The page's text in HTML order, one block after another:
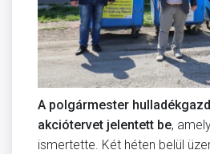
A polgármester
akciótervet jelentett be,
ismertette. Két héten belül